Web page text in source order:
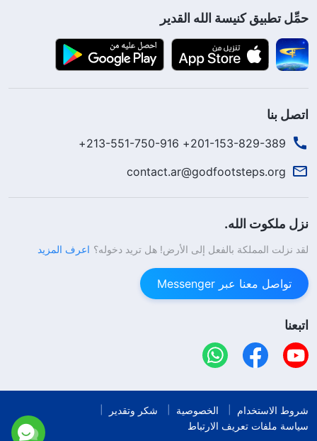
حمِّل تطبيق كنيسة الله القدير
اتصل بنا
201-153-829-389+ 213-551-750-916+
contact.ar@godfootsteps.org
نزل ملكوت الله.
لقد نزلت المملكة بالفعل إلى الأرض! هل تريد دخوله؟ اعرف المزيد
تواصل معنا عبر Messenger
اتبعنا
شروط الاستخدام الخصوصية
شكر وتقدير
سياسة ملفات تعريف الارتباط